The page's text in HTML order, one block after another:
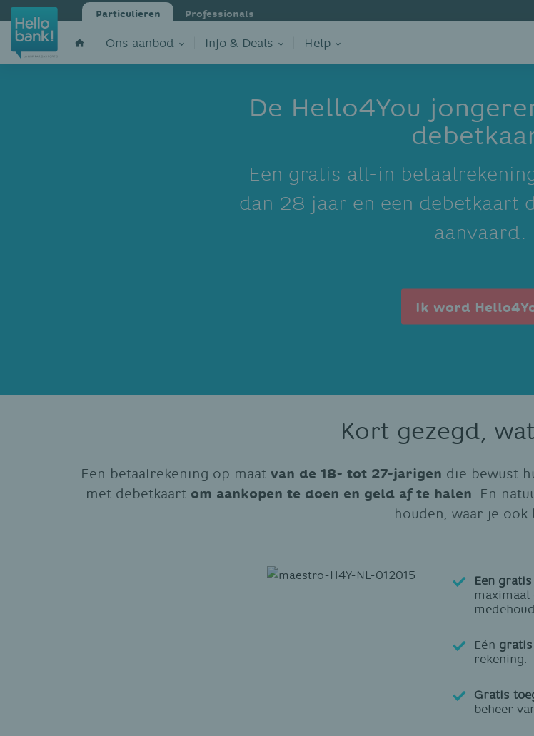
Particulieren Professionals
Ons aanbod Info & Deals Help
De Hello4You
Een gratis all-in
dan 28 jaar en een debetkaart
aanvaard.
Ik word
Kort gezegd,
Een betaalrekening op maat van de 18- tot 27-jarigen die bewust
met debetkaart om aankopen te doen en geld af te halen. En
houden, waar je ook
Een
Eén
rekening.
Gratis
beheer